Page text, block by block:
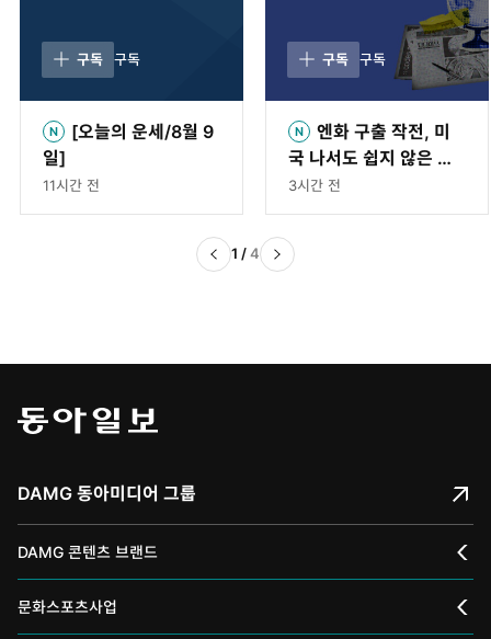
구독 구독
[오늘의 운세/8월 9
일]
11시간 전
구독 구독
엔화 구출 작전, 미
국 나서도 쉽지 않은 이
유 (feat. 다카이치의 함
정)[딥다이브]
3시간 전
1 /4
DAMG 동아미디어 그룹
DAMG 콘텐츠 브랜드
채널A
문화스포츠사업